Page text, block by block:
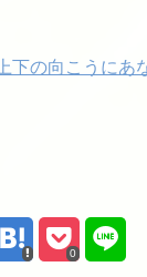
下の向こうにあ
0